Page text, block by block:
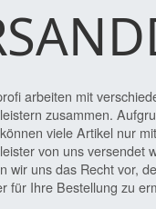
arbeiten mit
zusammen.
viele Artikel nur
von uns versendet
wir uns das Recht vor,
für Ihre Bestellung zu